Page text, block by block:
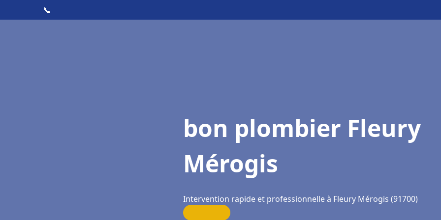
📞
bon plombier Fleury
Mérogis
Intervention rapide et professionnelle à Fleury Mérogis (91700)